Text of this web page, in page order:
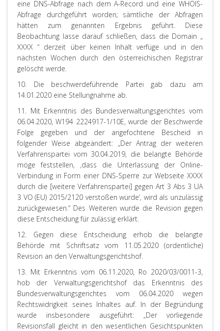
eine DNS-Abfrage nach dem A-Record und eine WHOIS-
Abfrage durchgeführt worden; sämtliche der Abfragen
hätten zum genannten Ergebnis geführt. Diese
Beobachtung lasse darauf schließen, dass die Domain „
XXXX “ derzeit über keinen Inhalt verfüge und in den
nächsten Wochen durch den österreichischen Registrar
gelöscht werde.
10. Die beschwerdeführende Partei gab dazu am
14.01.2020 eine Stellungnahme ab.
11. Mit Erkenntnis des Bundesverwaltungsgerichtes vom
06.04.2020, W194 2224917-1/10E, wurde der Beschwerde
Folge gegeben und der angefochtene Bescheid in
folgender Weise abgeändert: „Der Antrag der weiteren
Verfahrenspartei vom 30.04.2019, die belangte Behörde
möge feststellen, ‚dass die Unterlassung der Online-
Verbindung in Form einer DNS-Sperre zur Webseite XXXX
durch die [weitere Verfahrenspartei] gegen Art 3 Abs 3 UA
3 VO (EU) 2015/2120 verstoßen würde‘, wird als unzulässig
zurückgewiesen.“ Des Weiteren wurde die Revision gegen
diese Entscheidung für zulässig erklärt.
12. Gegen diese Entscheidung erhob die belangte
Behörde mit Schriftsatz vom 11.05.2020 (ordentliche)
Revision an den Verwaltungsgerichtshof.
13. Mit Erkenntnis vom 06.11.2020, Ro 2020/03/0011-3,
hob der Verwaltungsgerichtshof das Erkenntnis des
Bundesverwaltungsgerichtes vom 06.04.2020 wegen
Rechtswidrigkeit seines Inhaltes auf. In der Begründung
wurde insbesondere ausgeführt: „Der vorliegende
Revisionsfall gleicht in den wesentlichen Gesichtspunkten